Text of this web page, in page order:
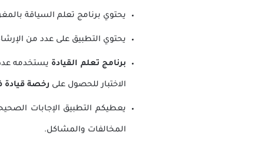
يحتوي برنامج تعلم السياقة
يحتوي التطبيق على عدد من
برنامج تعلم القيادة يستخدمه عدد
الاختبار للحصول على رخصة قيادة
يعطيكم التطبيق الإجابات
المخالفات والمشاكل.